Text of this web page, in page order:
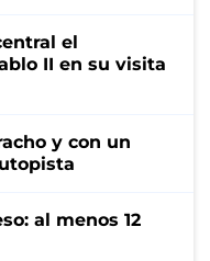
el
II en su visita
y con un
al menos 12